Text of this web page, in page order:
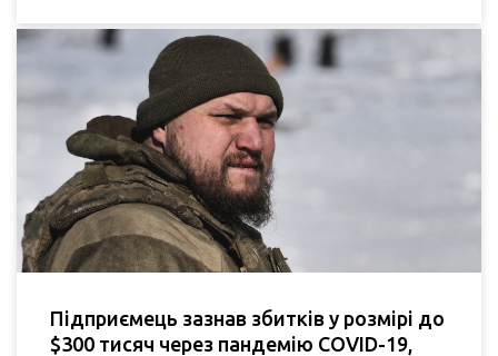
Підприємець зазнав збитків у розмірі до
$300 тисяч через пандемію COVID-19,